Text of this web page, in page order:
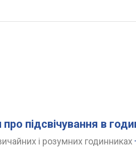
підсвічування в
і розумних годинниках